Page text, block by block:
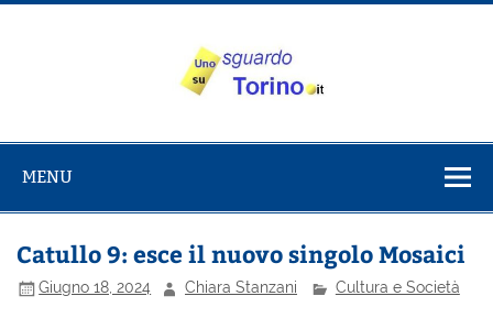
Salta
su Torino
MENU
Catullo 9: esce il nuovo singolo Mosaici
Giugno 18, 2024 Chiara Stanzani Cultura e Società